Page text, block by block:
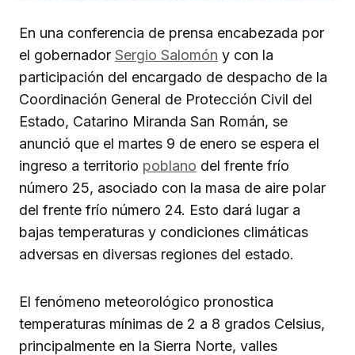
En una conferencia de prensa encabezada por
el gobernador Sergio Salomón y con la
participación del encargado de despacho de la
Coordinación General de Protección Civil del
Estado, Catarino Miranda San Román, se
anunció que el martes 9 de enero se espera el
ingreso a territorio poblano del frente frío
número 25, asociado con la masa de aire polar
del frente frío número 24. Esto dará lugar a
bajas temperaturas y condiciones climáticas
adversas en diversas regiones del estado.
El fenómeno meteorológico pronostica
temperaturas mínimas de 2 a 8 grados Celsius,
principalmente en la Sierra Norte, valles